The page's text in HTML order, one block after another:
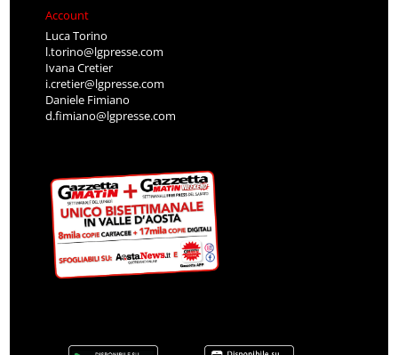
Account
Luca Torino
l.torino@lgpresse.com
Ivana Cretier
i.cretier@lgpresse.com
Daniele Fimiano
d.fimiano@lgpresse.com